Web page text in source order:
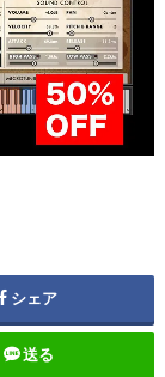
シェア
送る